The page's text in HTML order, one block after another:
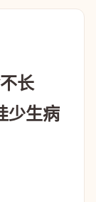
长
少生病